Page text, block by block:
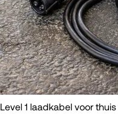
Level 1 laadkabel voor